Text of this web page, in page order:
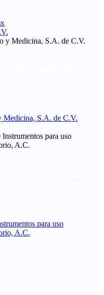
Medicina, S.A. de C.V.
para uso
A.C.